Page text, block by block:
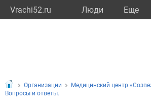
Vrachi52.ru Люди Eще
Организации Медицинский центр
Вопросы и ответы.